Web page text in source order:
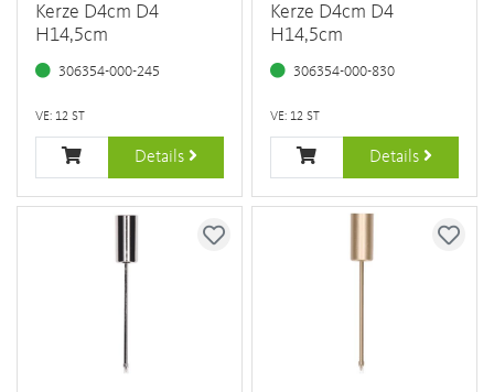
Kerze D4cm D4
H14,5cm
306354-000-245
VE: 12 ST
Details
Kerze D4cm D4
H14,5cm
306354-000-830
VE: 12 ST
Details